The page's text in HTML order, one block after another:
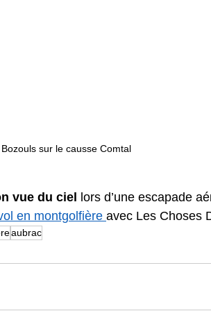
sur le causse Comtal
vue du ciel lors d’une escapade
en montgolfière avec Les Choses
aubrac